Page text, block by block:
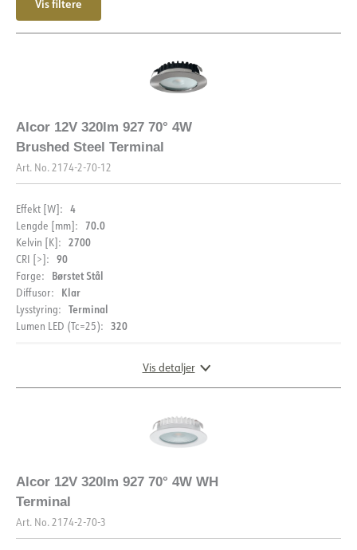
12
12
Vis filtere
Alcor 12V 320lm 927 70° 4W
Brushed Steel Terminal
Art. No. 2174-2-70-12
Effekt [W]: 4
Lengde [mm]: 70.0
Kelvin [K]: 2700
CRI [>]: 90
Farge: Børstet Stål
Diffusor: Klar
Lysstyring: Terminal
Lumen LED (Tc=25): 320
Vis detaljer
DIMENSJONER OG LYSDISTRIBUSJON
Alcor 12V 320lm 927 70° 4W WH
Terminal
Art. No. 2174-2-70-3